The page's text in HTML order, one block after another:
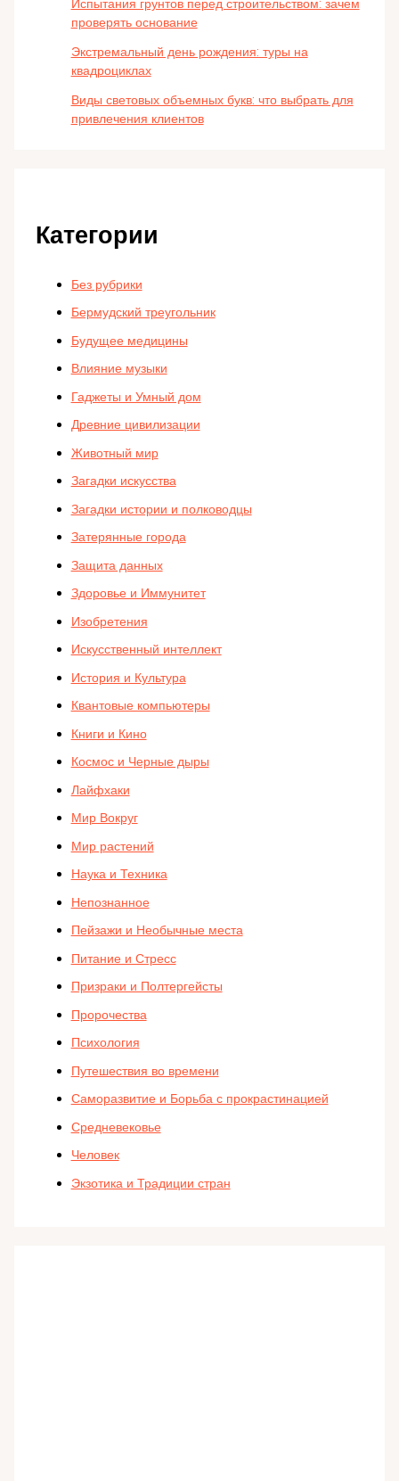
Испытания грунтов перед строительством: зачем
проверять основание
Экстремальный день рождения: туры на
квадроциклах
Виды световых объемных букв: что выбрать для
привлечения клиентов
Категории
Без рубрики
Бермудский треугольник
Будущее медицины
Влияние музыки
Гаджеты и Умный дом
Древние цивилизации
Животный мир
Загадки искусства
Загадки истории и полководцы
Затерянные города
Защита данных
Здоровье и Иммунитет
Изобретения
Искусственный интеллект
История и Культура
Квантовые компьютеры
Книги и Кино
Космос и Черные дыры
Лайфхаки
Мир Вокруг
Мир растений
Наука и Техника
Непознанное
Пейзажи и Необычные места
Питание и Стресс
Призраки и Полтергейсты
Пророчества
Психология
Путешествия во времени
Саморазвитие и Борьба с прокрастинацией
Средневековье
Человек
Экзотика и Традиции стран